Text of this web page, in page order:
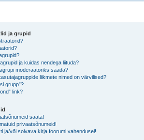
ja grupid
ja kuidas nendega liituda?
moderaatoriks saada?
liikmete nimed on värvilised?
grupp”?
link?
saata!
privaatsõnumeid!
ja/või solvava kirja foorumi vahendusel!